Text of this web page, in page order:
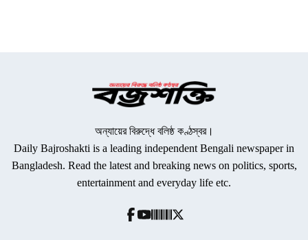
অন্যায়ের বিরুদ্ধে বলিষ্ঠ কণ্ঠস্বর।
Daily Bajroshakti is a leading independent Bengali newspaper in
Bangladesh. Read the latest and breaking news on politics, sports,
entertainment and everyday life etc.